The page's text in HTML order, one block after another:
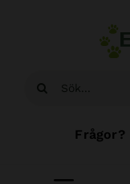
Sök
Frågor?